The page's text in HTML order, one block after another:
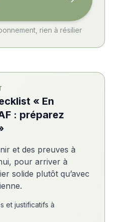
rien à résilier
« En
: préparez
et des preuves à
pour arriver à
solide plutôt qu’avec
et justificatifs à